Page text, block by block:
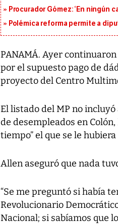
Procurador Gómez: ‘En ningún
Polémica reforma permite a
PANAMÁ. Ayer
por el supuesto pago de
proyecto del Centro
El listado del MP no
de desempleados en
tiempo” el que se le
Allen aseguró que nada
“Se me preguntó si había
Revolucionario
Nacional; si sabíamos que